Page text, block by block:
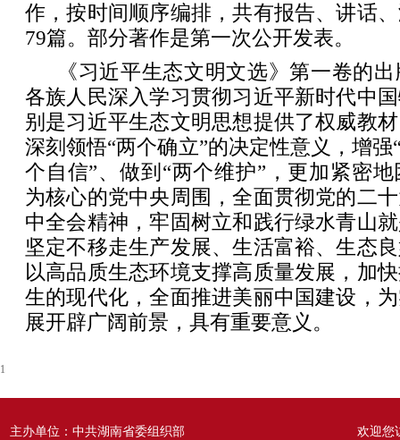
作，按时间顺序编排，共有报告、讲话
79篇。部分著作是第一次公开发表。
《习近平生态文明文选》第一卷的
各族人民深入学习贯彻习近平新时代中
别是习近平生态文明思想提供了权威教
深刻领悟“两个确立”的决定性意义，增强
个自信”、做到“两个维护”，更加紧密
为核心的党中央周围，全面贯彻党的二
中全会精神，牢固树立和践行绿水青山
坚定不移走生产发展、生活富裕、生态
以高品质生态环境支撑高质量发展，加
生的现代化，全面推进美丽中国建设，
展开辟广阔前景，具有重要意义。
1
主办单位：中共湖南省委组织部
欢迎您